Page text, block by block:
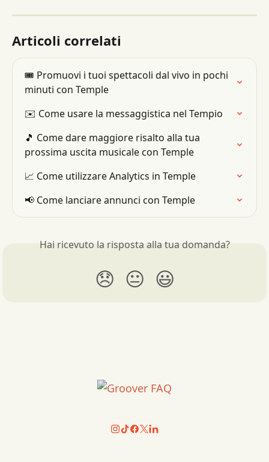
Articoli correlati
🎟 Promuovi i tuoi spettacoli dal vivo in pochi
minuti con Temple
✉️ Come usare la messaggistica nel Tempio
🎵 Come dare maggiore risalto alla tua
prossima uscita musicale con Temple
📈 Come utilizzare Analytics in Temple
📢 Come lanciare annunci con Temple
Hai ricevuto la risposta alla tua domanda?
😞 😐 😃